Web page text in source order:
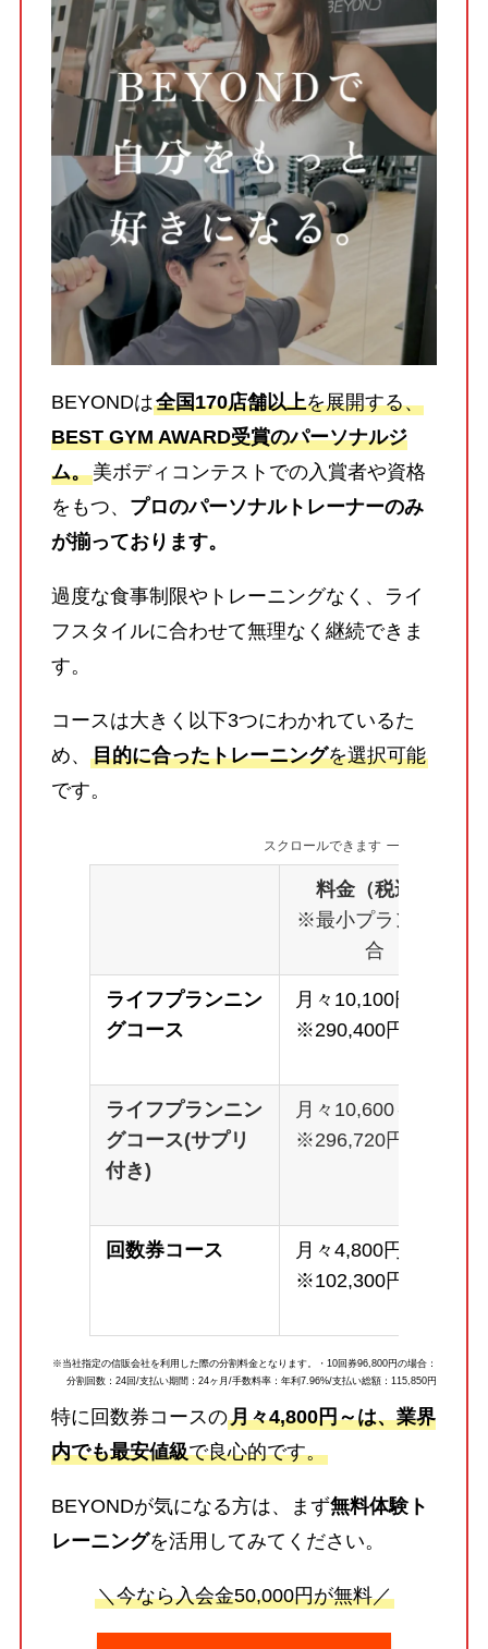
BEYONDは全国170店舗以上を展開する、
BEST GYM AWARD受賞のパーソナルジ
ム。美ボディコンテストでの入賞者や資格
をもつ、 プロのパーソナルトレーナーのみ
が揃っております。
過度な食事制限やトレーニングなく、ライ
フスタイルに合わせて無理なく継続できま
す。
コースは大きく以下3つにわかれているた
め、 目的に合ったトレーニングを選択可能
です。
スクロールできます
料金（税込）
※最小プランの場
合
ライフプランニン
グコース
月々10,100円～
※290,400円
ライフプランニン
グコース(サプリ
付き)
月々10,600～
※296,720円
回数券コース
月々4,800円～
※102,300円
※当社指定の信販会社を利用した際の分割料金となります。・10回券96,800円の場合：
分割回数：24回/支払い期間：24ヶ月/手数料率：年利7.96%/支払い総額：115,850円
特に回数券コースの月々4,800円～は、業界
内でも最安値級で良心的です。
BEYONDが気になる方は、まず無料体験ト
レーニングを活用してみてください。
＼今なら入会金50,000円が無料／